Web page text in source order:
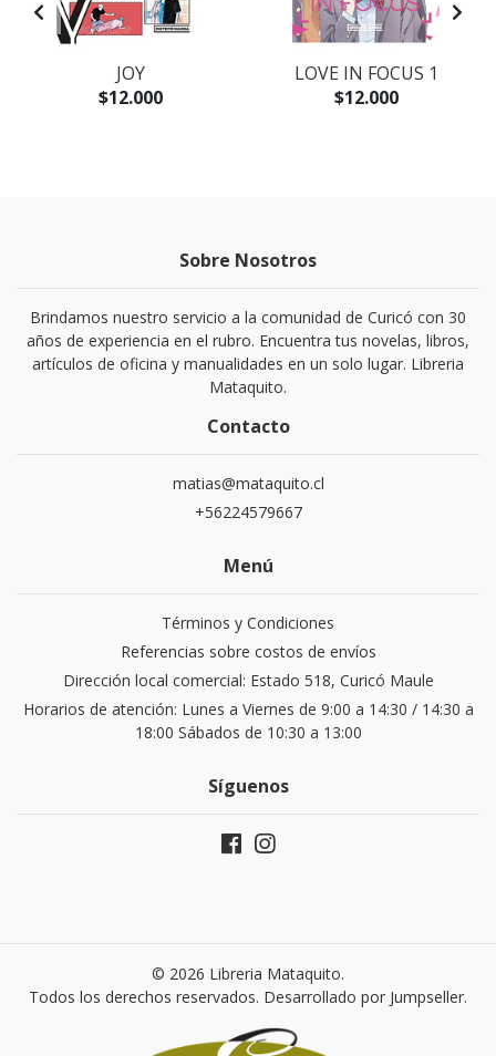
JOY
$12.000
LOVE IN FOCUS 1
$12.000
Sobre Nosotros
Brindamos nuestro servicio a la comunidad de Curicó con 30
años de experiencia en el rubro. Encuentra tus novelas, libros,
artículos de oficina y manualidades en un solo lugar. Libreria
Mataquito.
Contacto
matias@mataquito.cl
+56224579667
Menú
Términos y Condiciones
Referencias sobre costos de envíos
Dirección local comercial: Estado 518, Curicó Maule
Horarios de atención: Lunes a Viernes de 9:00 a 14:30 / 14:30 a
18:00 Sábados de 10:30 a 13:00
Síguenos
© 2026 Libreria Mataquito.
Todos los derechos reservados. Desarrollado por Jumpseller.